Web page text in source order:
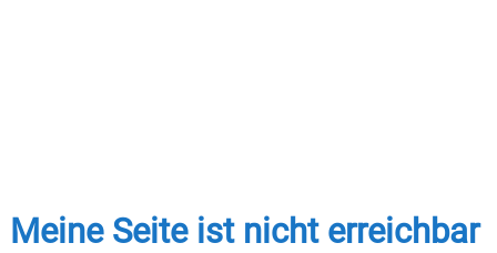
Meine Seite ist nicht erreichbar